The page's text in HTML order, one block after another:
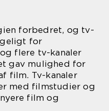
forbedret, og tv-
for
flere tv-kanaler
gav mulighed for
film. Tv-kanaler
med filmstudier og
film og